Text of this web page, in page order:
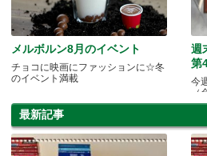
メルボルン8月のイベント
チョコに映画にファッションに☆冬
のイベント満載
週
第
今
最新記事